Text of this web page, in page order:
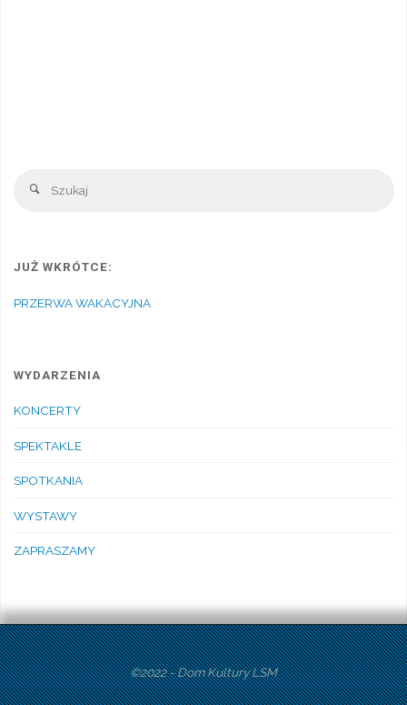
Szukaj
JUŻ WKRÓTCE:
PRZERWA WAKACYJNA
WYDARZENIA
KONCERTY
SPEKTAKLE
SPOTKANIA
WYSTAWY
ZAPRASZAMY
©2022 - Dom Kultury LSM